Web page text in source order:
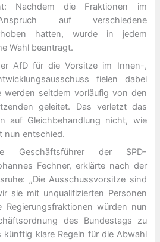
Nachdem die Fraktionen im
auf verschiedene
hatten, wurde in jedem
Wahl beantragt.
AfD für die Vorsitze im Innen-,
fielen dabei
werden seitdem vorläufig von den
geleitet. Das verletzt das
auf Gleichbehandlung nicht, wie
nun entschied.
Geschäftsführer der SPD-
Fechner, erklärte nach der
„Die Ausschussvorsitze sind
sie mit unqualifizierten Personen
Regierungsfraktionen würden nun
des Bundestags zu
künftig klare Regeln für die Abwahl